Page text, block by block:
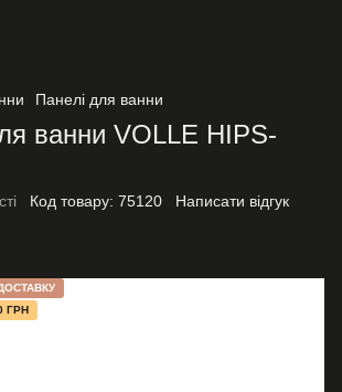
Панелі для ванни
ванни VOLLE HIPS-
Код товару: 75120 Написати відгук
ГРН